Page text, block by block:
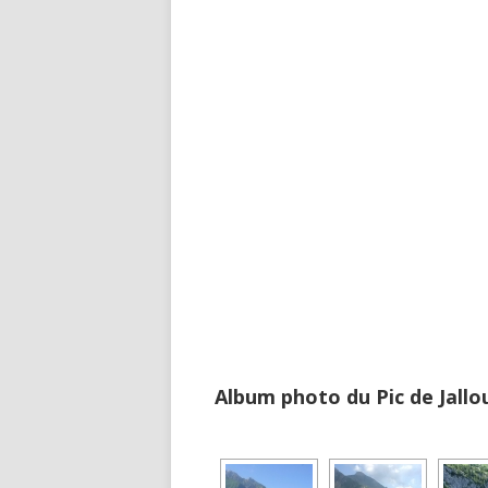
Album photo du Pic de